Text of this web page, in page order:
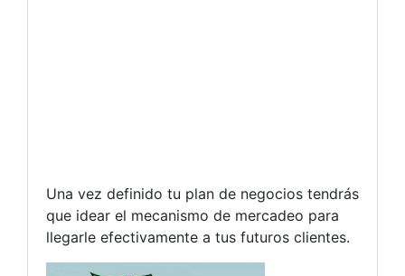
Una vez definido tu plan de negocios tendrás
que idear el mecanismo de mercadeo para
llegarle efectivamente a tus futuros clientes.